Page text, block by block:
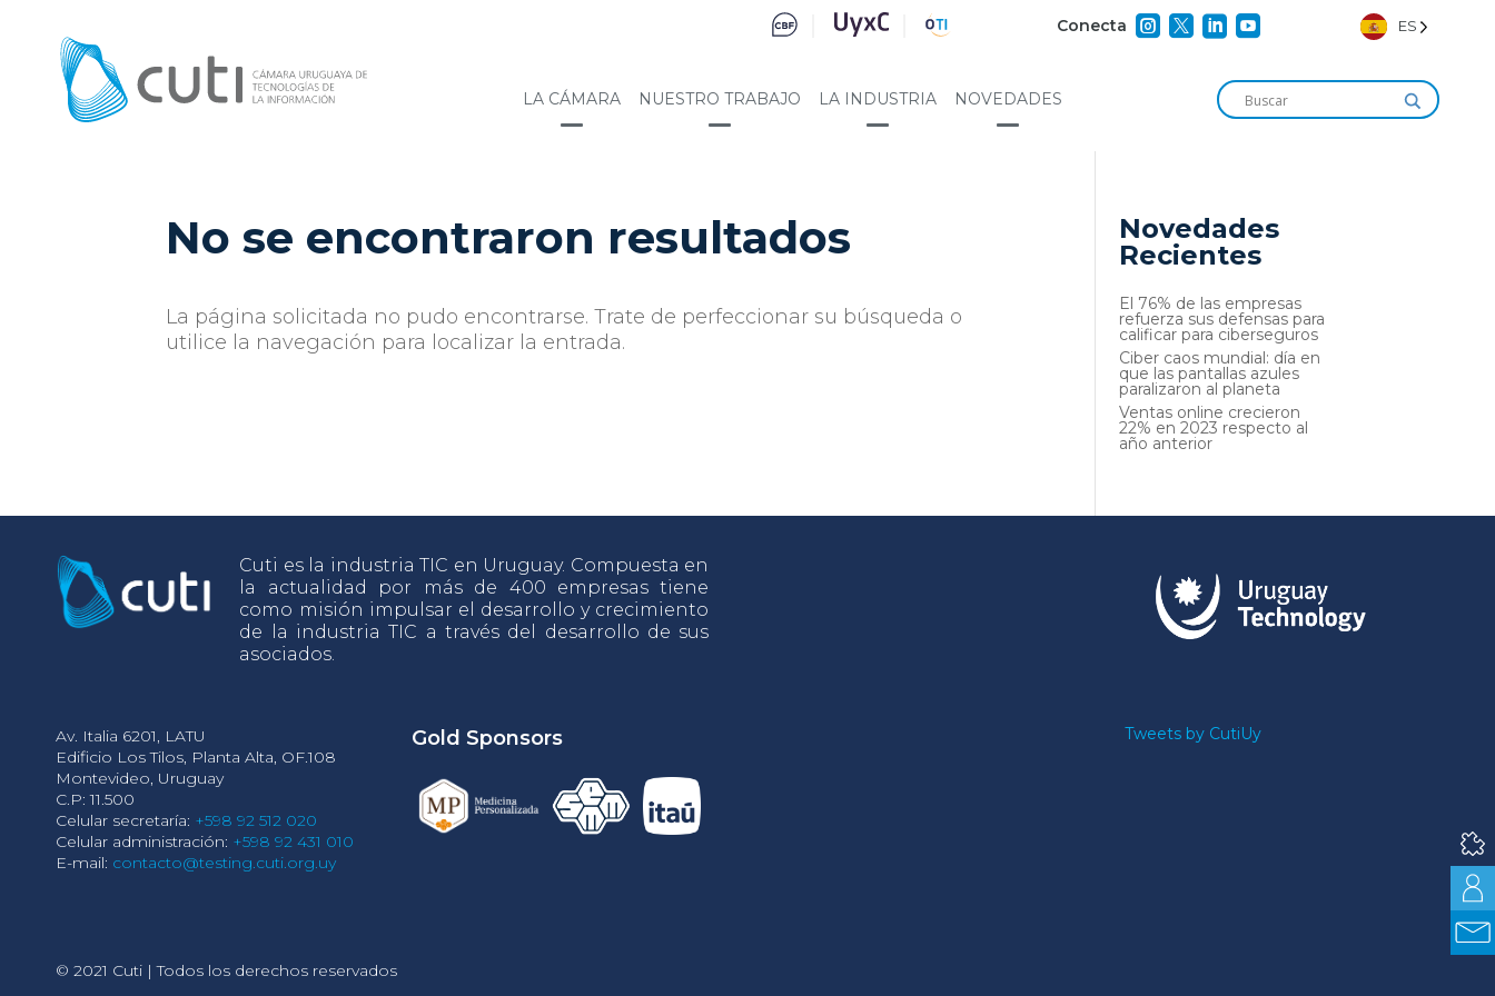
Conecta     ES
LA CÁMARA NUESTRO TRABAJO LA INDUSTRIA NOVEDADES
No se encontraron resultados
La página solicitada no pudo encontrarse. Trate de perfeccionar su búsqueda o
utilice la navegación para localizar la entrada.
Novedades
Recientes
El 76% de las empresas
refuerza sus defensas para
calificar para ciberseguros
Ciber caos mundial: día en
que las pantallas azules
paralizaron al planeta
Ventas online crecieron
22% en 2023 respecto al
año anterior
Cuti es la industria TIC en Uruguay. Compuesta en
la actualidad por más de 400 empresas tiene
como misión impulsar el desarrollo y crecimiento
de la industria TIC a través del desarrollo de sus
asociados.
Av. Italia 6201, LATU
Edificio Los Tilos, Planta Alta, OF.108
Montevideo, Uruguay
C.P: 11.500
Celular secretaría: +598 92 512 020
Celular administración: +598 92 431 010
E-mail: contacto@testing.cuti.org.uy
Gold Sponsors Tweets by CutiUy
© 2021 Cuti | Todos los derechos reservados